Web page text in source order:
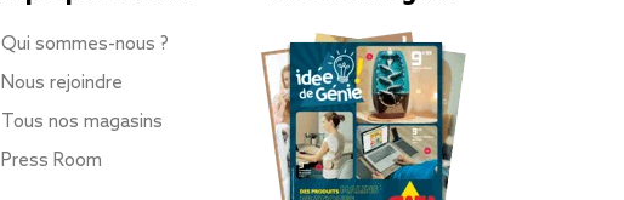
Qui sommes-nous ?
Nous rejoindre
Tous nos magasins
Press Room